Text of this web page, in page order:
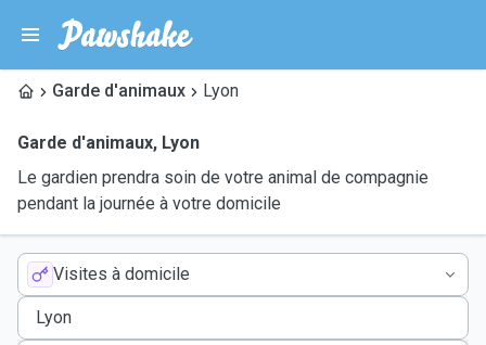
Garde d'animaux Lyon
Garde d'animaux, Lyon
Le gardien prendra soin de votre animal de compagnie
pendant la journée à votre domicile
Visites à domicile